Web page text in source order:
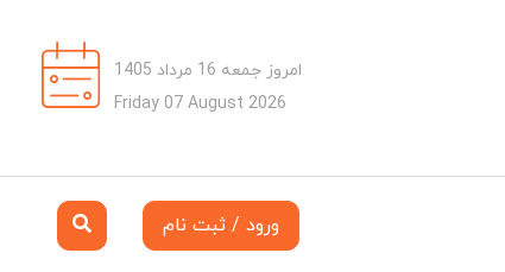
امروز جمعه 16 مرداد 1405
Friday 07 August 2026
ورود / ثبت نام